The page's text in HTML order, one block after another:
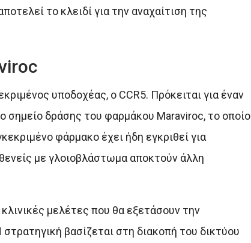
το κλειδί για την αναχαίτιση της
υποδοχέας, ο CCR5. Πρόκειται για έναν
σημείο δράσης του φαρμάκου Maraviroc, το οποίο
φάρμακο έχει ήδη εγκριθεί για
με γλοιοβλάστωμα αποκτούν άλλη
μελέτες που θα εξετάσουν την
βασίζεται στη διακοπή του δικτύου